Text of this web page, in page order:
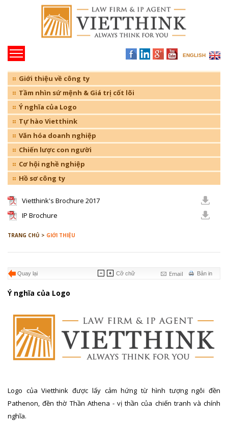
ENGLISH
Giới thiệu về công ty
Tầm nhìn sứ mệnh & Giá trị cốt lõi
Ý nghĩa của Logo
Tự hào Vietthink
Văn hóa doanh nghiệp
Chiến lược con người
Cơ hội nghề nghiệp
Hồ sơ công ty
Vietthink's Brochure 2017
IP Brochure
TRANG CHỦ > GIỚI THIỆU
Quay lại Bản in
Email
Cỡ chữ
Ý nghĩa của Logo
Logo của Vietthink được lấy cảm hứng từ hình tượng ngôi đền
Pathenon, đền thờ Thần Athena - vị thần của chiến tranh và chính
nghĩa.